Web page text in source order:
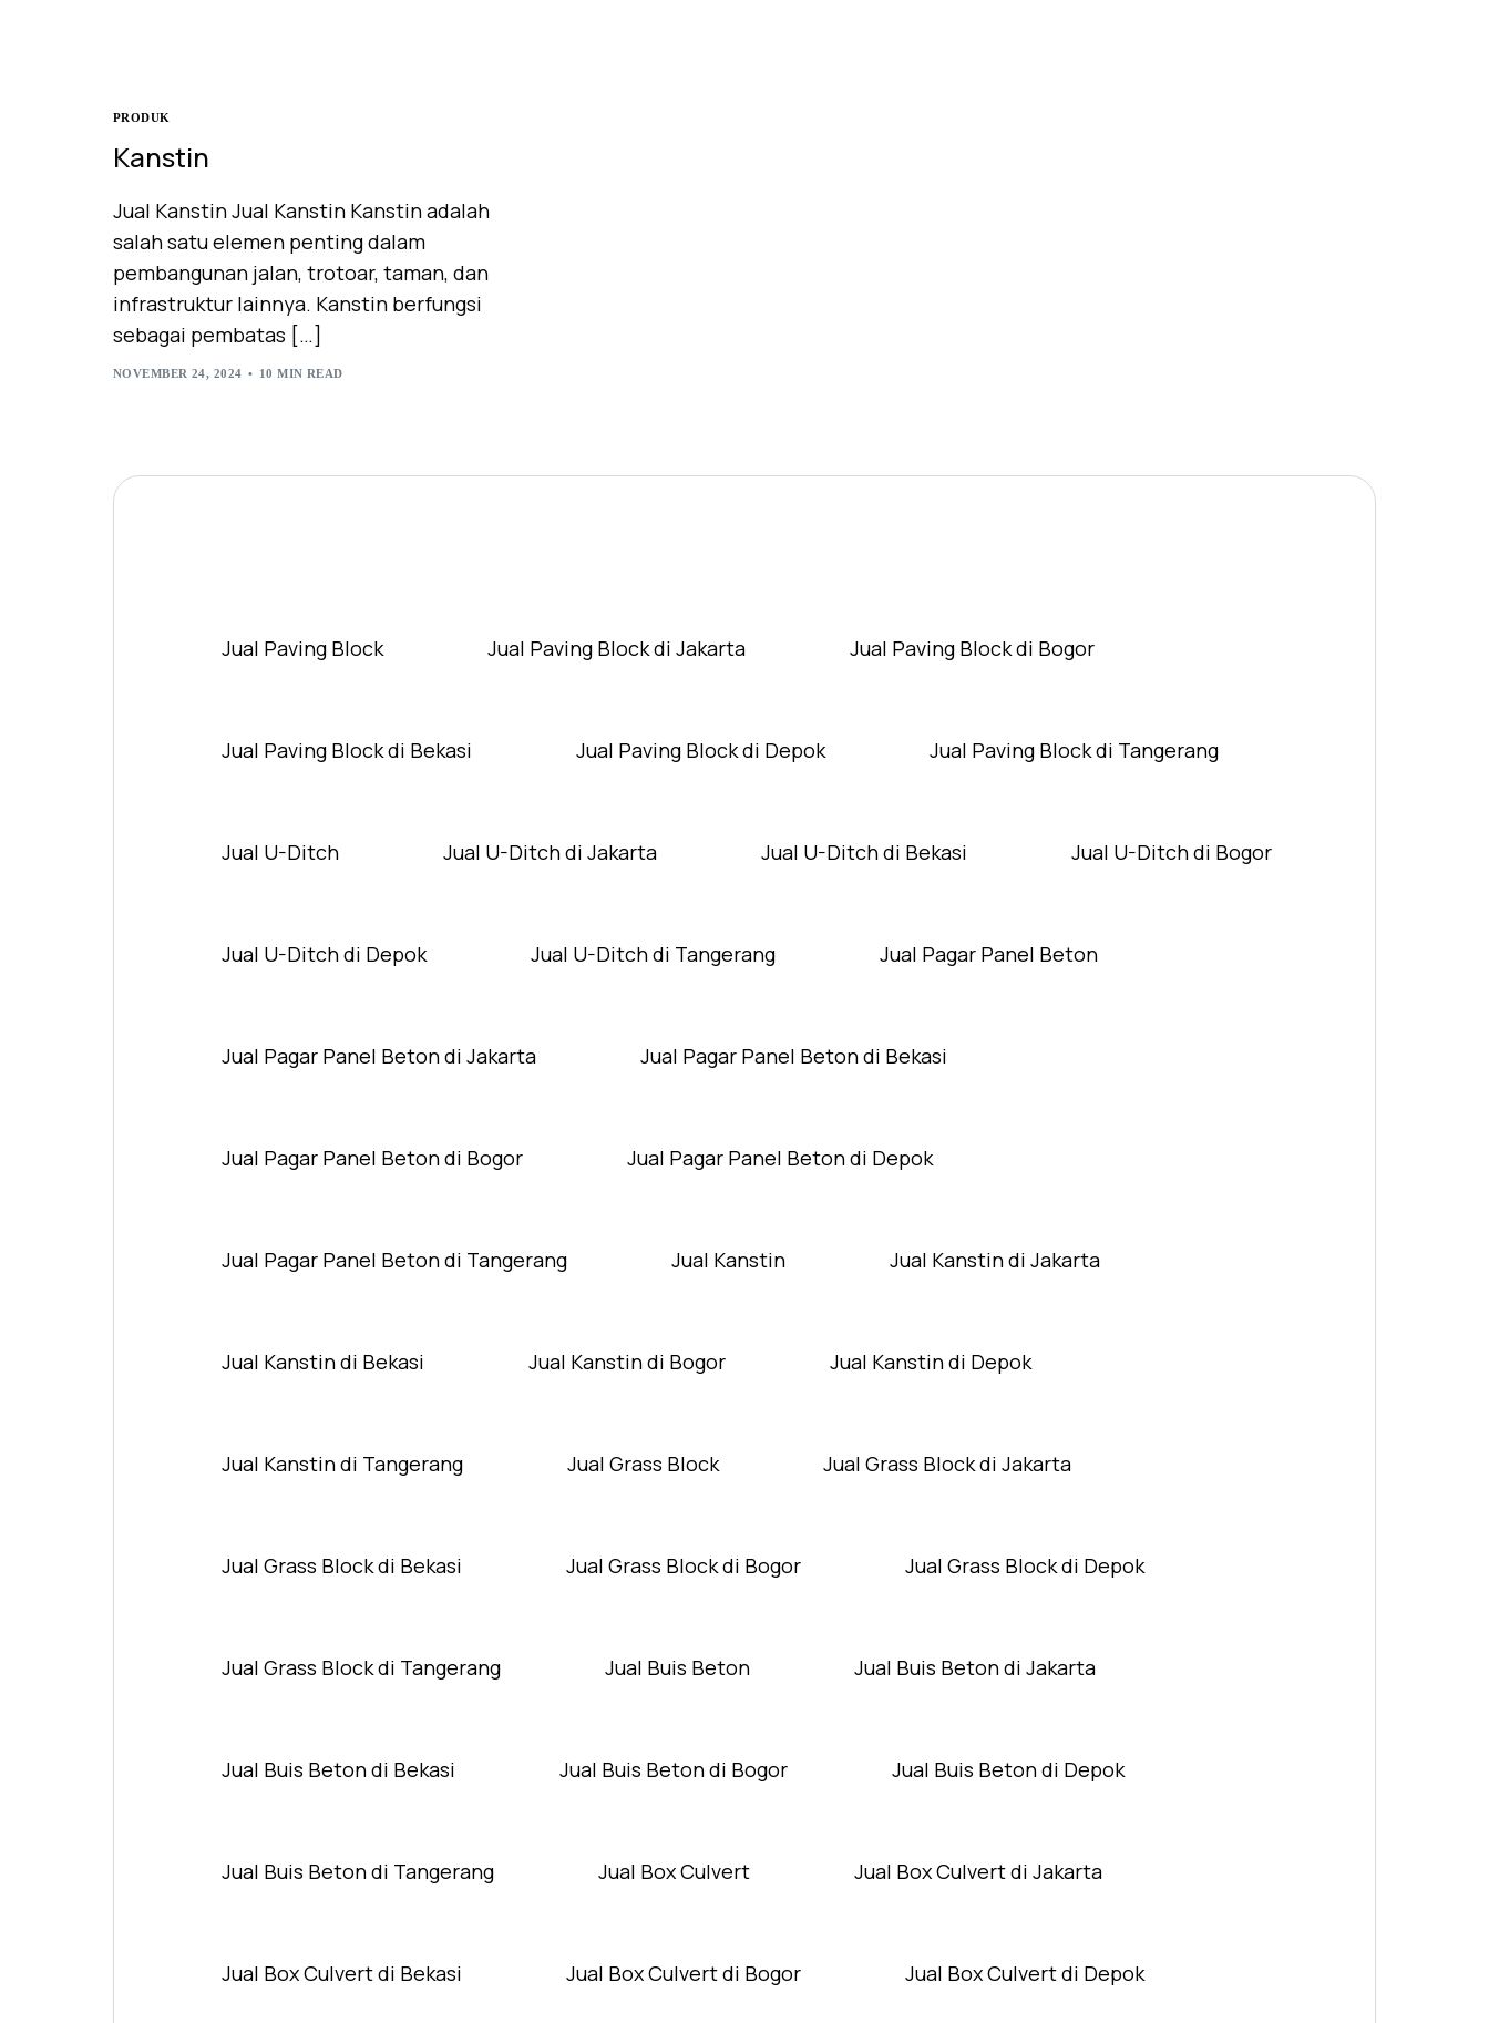
PRODUK
Kanstin
Jual Kanstin Jual Kanstin Kanstin adalah
salah satu elemen penting dalam
pembangunan jalan, trotoar, taman, dan
infrastruktur lainnya. Kanstin berfungsi
sebagai pembatas […]
NOVEMBER 24, 2024 10 MIN READ
Jual Paving Block Jual Paving Block di Jakarta Jual Paving Block di Bogor
Jual Paving Block di Bekasi Jual Paving Block di Depok Jual Paving Block di Tangerang
Jual U-Ditch Jual U-Ditch di Jakarta Jual U-Ditch di Bekasi Jual U-Ditch di Bogor
Jual U-Ditch di Depok Jual U-Ditch di Tangerang Jual Pagar Panel Beton
Jual Pagar Panel Beton di Jakarta Jual Pagar Panel Beton di Bekasi
Jual Pagar Panel Beton di Bogor Jual Pagar Panel Beton di Depok
Jual Pagar Panel Beton di Tangerang Jual Kanstin Jual Kanstin di Jakarta
Jual Kanstin di Bekasi Jual Kanstin di Bogor Jual Kanstin di Depok
Jual Kanstin di Tangerang Jual Grass Block Jual Grass Block di Jakarta
Jual Grass Block di Bekasi Jual Grass Block di Bogor Jual Grass Block di Depok
Jual Grass Block di Tangerang Jual Buis Beton Jual Buis Beton di Jakarta
Jual Buis Beton di Bekasi Jual Buis Beton di Bogor Jual Buis Beton di Depok
Jual Buis Beton di Tangerang Jual Box Culvert Jual Box Culvert di Jakarta
Jual Box Culvert di Bekasi Jual Box Culvert di Bogor Jual Box Culvert di Depok